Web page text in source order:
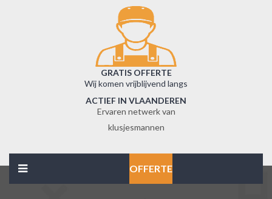
GRATIS OFFERTE
Wij komen vrijblijvend langs
ACTIEF IN VLAANDEREN
Ervaren netwerk van
klusjesmannen
OFFERTE